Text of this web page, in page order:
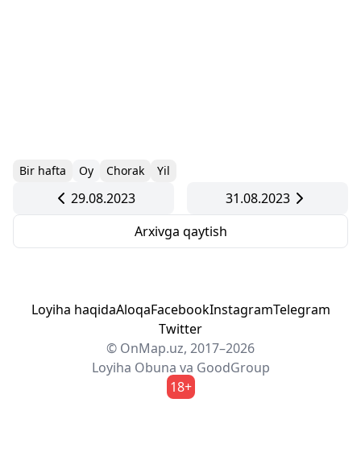
Bir hafta Oy Chorak Yil
29.08.2023
31.08.2023
Arxivga qaytish
Loyiha haqidaAloqaFacebookInstagramTelegram
Twitter
© OnMap.uz, 2017–2026
Loyiha Obuna va GoodGroup
18+